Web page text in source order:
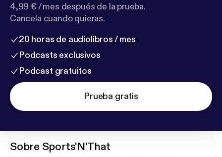
4,99 € / mes después de la prueba.
Cancela cuando quieras.
20 horas de audiolibros / mes
Podcasts exclusivos
Podcast gratuitos
Prueba gratis
Sobre Sports'N'That